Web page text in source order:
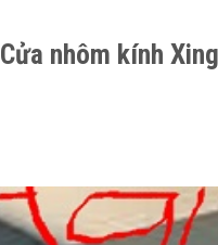
Cửa nhôm kính